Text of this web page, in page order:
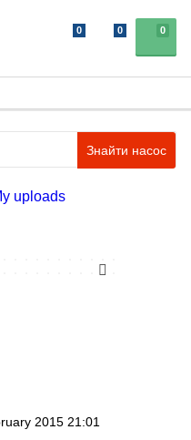
0
0 0
Знайти насос
uploads
2015 21:01